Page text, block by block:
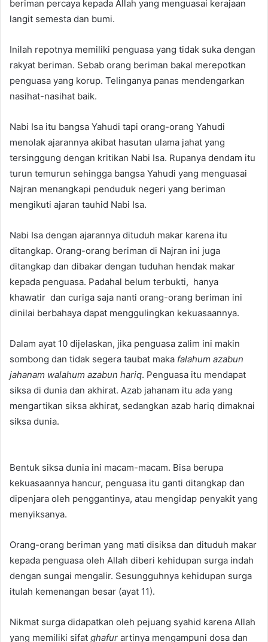
beriman percaya kepada Allah yang menguasai kerajaan
langit semesta dan bumi.
Inilah repotnya memiliki penguasa yang tidak suka dengan
rakyat beriman. Sebab orang beriman bakal merepotkan
penguasa yang korup. Telinganya panas mendengarkan
nasihat-nasihat baik.
Nabi Isa itu bangsa Yahudi tapi orang-orang Yahudi
menolak ajarannya akibat hasutan ulama jahat yang
tersinggung dengan kritikan Nabi Isa. Rupanya dendam itu
turun temurun sehingga bangsa Yahudi yang menguasai
Najran menangkapi penduduk negeri yang beriman
mengikuti ajaran tauhid Nabi Isa.
Nabi Isa dengan ajarannya dituduh makar karena itu
ditangkap. Orang-orang beriman di Najran ini juga
ditangkap dan dibakar dengan tuduhan hendak makar
kepada penguasa. Padahal belum terbukti, hanya
khawatir dan curiga saja nanti orang-orang beriman ini
dinilai berbahaya dapat menggulingkan kekuasaannya.
Dalam ayat 10 dijelaskan, jika penguasa zalim ini makin
sombong dan tidak segera taubat maka falahum azabun
jahanam walahum azabun hariq. Penguasa itu mendapat
siksa di dunia dan akhirat. Azab jahanam itu ada yang
mengartikan siksa akhirat, sedangkan azab hariq dimaknai
siksa dunia.
Bentuk siksa dunia ini macam-macam. Bisa berupa
kekuasaannya hancur, penguasa itu ganti ditangkap dan
dipenjara oleh penggantinya, atau mengidap penyakit yang
menyiksanya.
Orang-orang beriman yang mati disiksa dan dituduh makar
kepada penguasa oleh Allah diberi kehidupan surga indah
dengan sungai mengalir. Sesungguhnya kehidupan surga
itulah kemenangan besar (ayat 11).
Nikmat surga didapatkan oleh pejuang syahid karena Allah
yang memiliki sifat ghafur artinya mengampuni dosa dan